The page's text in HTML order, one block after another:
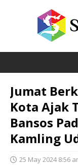
Jumat
Kota Ajak
Bansos
Kamling
25 May 2024 8:56